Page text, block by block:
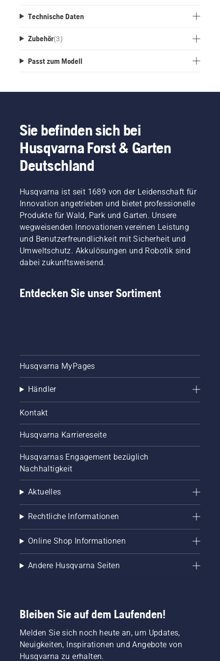
Technische Daten
Zubehör(3)
Passt zum Modell
Sie befinden sich bei
Husqvarna Forst & Garten
Deutschland
Husqvarna ist seit 1689 von der Leidenschaft für
Innovation angetrieben und bietet professionelle
Produkte für Wald, Park und Garten. Unsere
wegweisenden Innovationen vereinen Leistung
und Benutzerfreundlichkeit mit Sicherheit und
Umweltschutz. Akkulösungen und Robotik sind
dabei zukunftsweisend.
Entdecken Sie unser Sortiment
Husqvarna MyPages
Händler
Kontakt
Husqvarna Karriereseite
Husqvarnas Engagement bezüglich
Nachhaltigkeit
Aktuelles
Rechtliche Informationen
Online Shop Informationen
Andere Husqvarna Seiten
Bleiben Sie auf dem Laufenden!
Melden Sie sich noch heute an, um Updates,
Neuigkeiten, Inspirationen und Angebote von
Husqvarna zu erhalten.